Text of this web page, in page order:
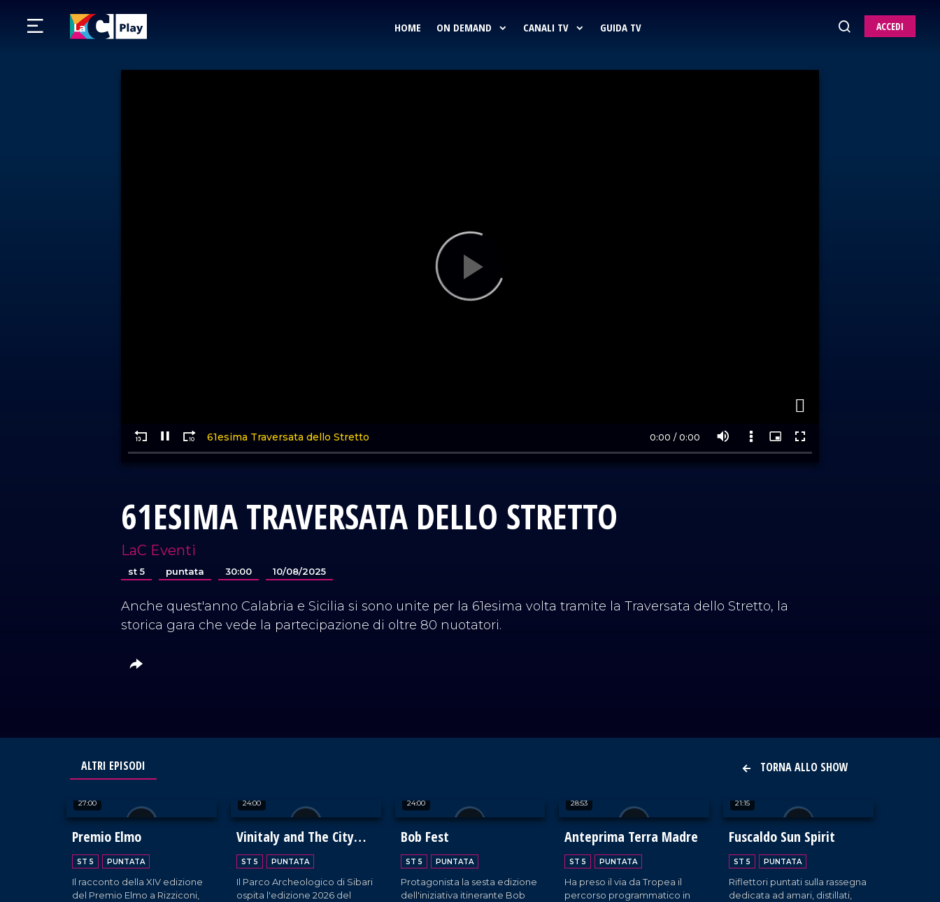
HOME ON DEMAND CANALI TV GUIDA TV ACCEDI
61ESIMA TRAVERSATA DELLO STRETTO
LaC Eventi
st 5 puntata 30:00 10/08/2025
Anche quest'anno Calabria e Sicilia si sono unite per la 61esima volta tramite la Traversata dello Stretto, la
storica gara che vede la partecipazione di oltre 80 nuotatori.
TORNA ALLO SHOW
ALTRI EPISODI
27:00
Premio Elmo
ST 5 PUNTATA
Il racconto della XIV edizione
del Premio Elmo a Rizziconi,
24:00
Vinitaly and The City
2026
ST 5 PUNTATA
Il Parco Archeologico di Sibari
ospita l'edizione 2026 del
24:00
Bob Fest
ST 5 PUNTATA
Protagonista la sesta edizione
dell'iniziativa itinerante Bob
28:53
Anteprima Terra Madre
ST 5 PUNTATA
Ha preso il via da Tropea il
percorso programmatico in
21:15
Fuscaldo Sun Spirit
ST 5 PUNTATA
Riflettori puntati sulla rassegna
dedicata ad amari, distillati,